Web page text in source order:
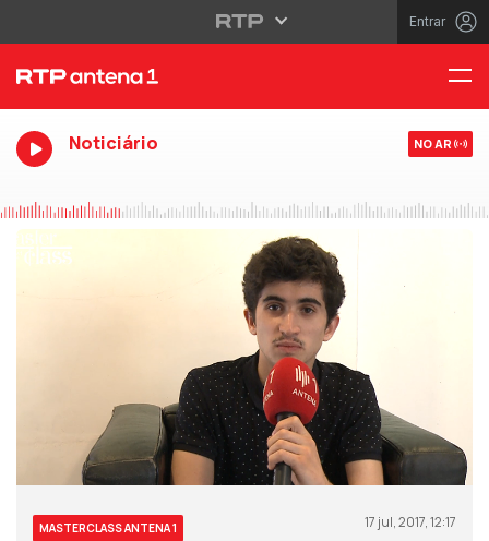
Entrar
Noticiário NO AR
MASTERCLASS ANTENA 1 17 jul, 2017, 12:17